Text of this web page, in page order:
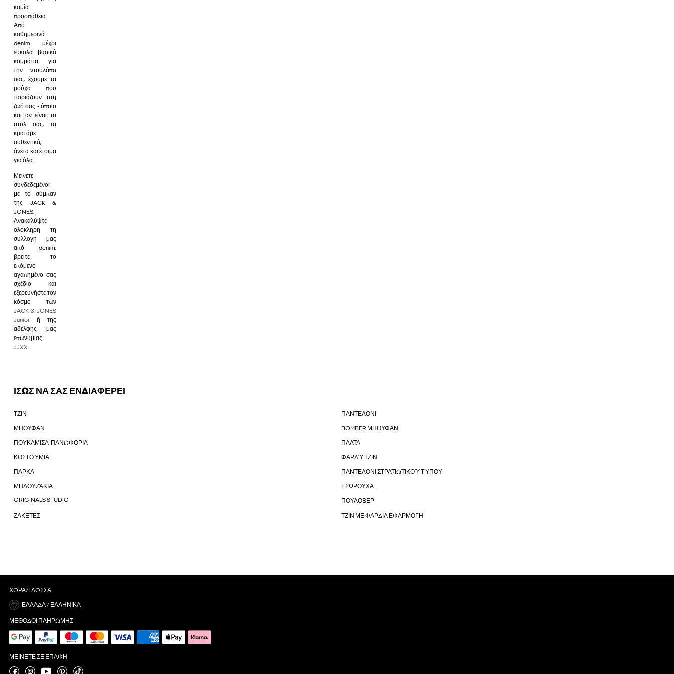
καμία
προσπάθεια.
Από
καθημερινά
denim μέχρι
εύκολα βασικά
κομμάτια για
την ντουλάπα
σας, έχουμε τα
ρούχα που
ταιριάζουν στη
ζωή σας - όποιο
και αν είναι το
στυλ σας, τα
κρατάμε
αυθεντικά,
άνετα και έτοιμα
για όλα.
Μείνετε
συνδεδεμένοι
με το σύμπαν
της JACK &
JONES.
Ανακαλύψτε
ολόκληρη τη
συλλογή μας
από denim,
βρείτε το
επόμενο
αγαπημένο σας
σχέδιο και
εξερευνήστε τον
κόσμο των
JACK & JONES
Junior ή της
αδελφής μας
επωνυμίας
JJXX.
ΙΣΩΣ ΝΑ ΣΑΣ ΕΝΔΙΑΦΕΡΕΙ
ΤΖΙΝ ΠΑΝΤΕΛΟΝΙ
ΜΠΟΥΦΑΝ BOMBER ΜΠΟΥΦΆΝ
ΠΟΥΚΑΜΙΣΑ-ΠΑΝΩΦΟΡΙΑ ΠΑΛΤΑ
ΚΟΣΤΟΎΜΙΑ ΦΑΡΔΎ ΤΖΙΝ
ΠΑΡΚΑ ΠΑΝΤΕΛΌΝΙ ΣΤΡΑΤΙΩΤΙΚΟΎ ΤΎΠΟΥ
ΜΠΛΟΥΖΆΚΙΑ ΕΣΏΡΟΥΧΑ
ORIGINALS STUDIO ΠΟΥΛΟΒΕΡ
ΖΑΚΕΤΕΣ ΤΖΙΝ ΜΕ ΦΑΡΔΙΑ ΕΦΑΡΜΟΓΗ
ΧΏΡΑ/ΓΛΏΣΣΑ
ΕΛΛΆΔΑ / ΕΛΛΗΝΙΚΆ
ΜΈΘΟΔΟΙ ΠΛΗΡΩΜΉΣ
ΜΕΊΝΕΤΕ ΣΕ ΕΠΑΦΉ